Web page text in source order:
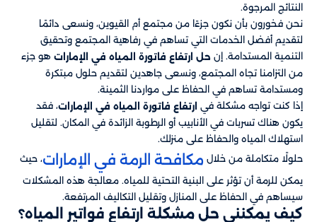
النتائج المرجوة.
نحن فخورون بأن نكون جزءًا من مجتمع أم القيوين، ونسعى دائمًا
لتقديم أفضل الخدمات التي تساهم في رفاهية المجتمع وتحقيق
التنمية المستدامة. إن حل ارتفاع فاتورة المياه في الإمارات هو جزء
من التزامنا تجاه المجتمع، ونسعى جاهدين لتقديم حلول مبتكرة
ومستدامة تساهم في الحفاظ على مواردنا الثمينة.
إذا كنت تواجه مشكلة في ارتفاع فاتورة المياه في الإمارات، فقد
يكون هناك تسربات في الأنابيب أو الرطوبة الزائدة في المكان. لتقليل
استهلاك المياه والحفاظ على منزلك.
حلولًا متكاملة من خلال مكافحة الرمة في الإمارات، حيث
يمكن للرمة أن تؤثر على البنية التحتية للمياه. معالجة هذه المشكلات
سيساهم في الحفاظ على المنازل وتقليل التكاليف المرتفعة.
كيف يمكنني حل مشكلة ارتفاع فواتير المياه؟